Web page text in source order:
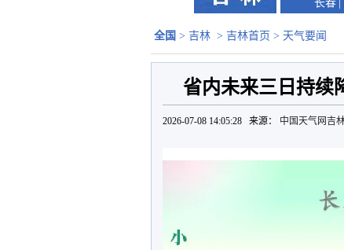
长春
全国 > 吉林 > 吉林首页 > 天气要闻
省内未来三日持续
2026-07-08 14:05:28 来源： 中国天气网吉